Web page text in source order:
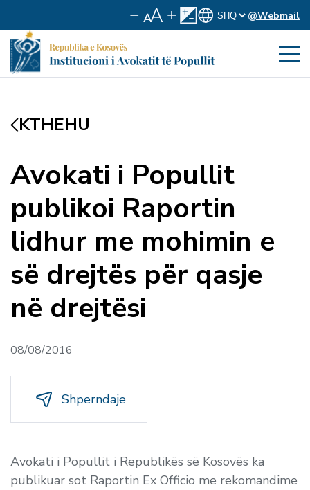
@Webmail
KTHEHU
Avokati i Popullit
publikoi Raportin
lidhur me mohimin e
së drejtës për qasje
në drejtësi
08/08/2016
Shperndaje
Avokati i Popullit i Republikës së Kosovës ka
publikuar sot Raportin Ex Officio me rekomandime